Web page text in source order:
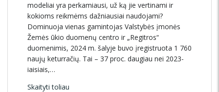
modeliai yra perkamiausi, už ką jie vertinami ir
kokioms reikmėms dažniausiai naudojami?
Dominuoja vienas gamintojas Valstybės įmonės
Žemės ūkio duomenų centro ir „Regitros“
duomenimis, 2024 m. šalyje buvo įregistruota 1 760
naujų keturračių. Tai – 37 proc. daugiau nei 2023-
iaisiais,…
Skaityti toliau